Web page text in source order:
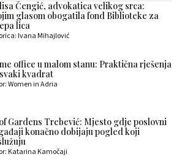
Čengić, advokatica velikog srca:
glasom obogatila fond Biblioteke za
lica
Ivana Mihajlović
office u malom stanu: Praktična rješenja
kvadrat
Women in Adria
Gardens Trebević: Mjesto gdje poslovni
konačno dobijaju pogled koji
Katarina Kamočaji